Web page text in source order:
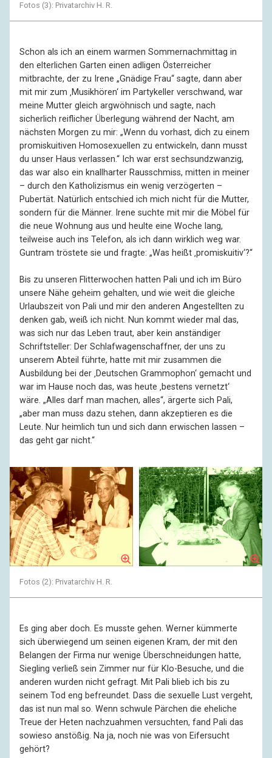
Fotos (3): Privatarchiv H. R.
Schon als ich an einem warmen Sommernachmittag in
den elterlichen Garten einen adligen Österreicher
mitbrachte, der zu Irene „Gnädige Frau“ sagte, dann aber
mit mir zum ‚Musikhören‘ im Partykeller verschwand, war
meine Mutter gleich argwöhnisch und sagte, nach
sicherlich reiflicher Überlegung während der Nacht, am
nächsten Morgen zu mir: „Wenn du vorhast, dich zu einem
promiskuitiven Homosexuellen zu entwickeln, dann musst
du unser Haus verlassen.“ Ich war erst sechsundzwanzig,
das war also ein knallharter Rausschmiss, mitten in meiner
– durch den Katholizismus ein wenig verzögerten –
Pubertät. Natürlich entschied ich mich nicht für die Mutter,
sondern für die Männer. Irene suchte mit mir die Möbel für
die neue Wohnung aus und heulte eine Woche lang,
teilweise auch ins Telefon, als ich dann wirklich weg war.
Guntram tröstete sie und fragte: „Was heißt ‚promiskuitiv‘?“
Bis zu unseren Flitterwochen hatten Pali und ich im Büro
unsere Nähe geheim gehalten, und wie weit die gleiche
Urlaubszeit von Pali und mir den anderen Angestellten zu
denken gab, weiß ich nicht. Nun kommt wieder mal das,
was sich nur das Leben traut, aber kein anständiger
Schriftsteller: Der Schlafwagenschaffner, der uns zu
unserem Abteil führte, hatte mit mir zusammen die
Ausbildung bei der ‚Deutschen Grammophon‘ gemacht und
war im Hause noch das, was heute ‚bestens vernetzt‘
wäre. „Alles darf man machen, alles“, ärgerte sich Pali,
„aber man muss dazu stehen, dann akzeptieren es die
Leute. Nur heimlich tun und sich dann erwischen lassen –
das geht gar nicht.“
Fotos (2): Privatarchiv H. R.
Es ging aber doch. Es musste gehen. Werner kümmerte
sich überwiegend um seinen eigenen Kram, der mit den
Belangen der Firma nur wenige Überschneidungen hatte,
Siegling verließ sein Zimmer nur für Klo-Besuche, und die
anderen wurden nicht gefragt. Mit Pali blieb ich bis zu
seinem Tod eng befreundet. Dass die sexuelle Lust vergeht,
das ist nun mal so. Wenn schwule Pärchen die eheliche
Treue der Heten nachzuahmen versuchten, fand Pali das
sowieso anstößig. Na ja, noch nie was von Eifersucht
gehört?